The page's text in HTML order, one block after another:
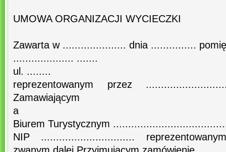
UMOWA ORGANIZACJI WYCIECZKI
Zawarta w ..................... dnia ...............
.................... .......
ul. ........
reprezentowanym przez
Zamawiającym
a
Biurem Turystycznym
NIP ...............................